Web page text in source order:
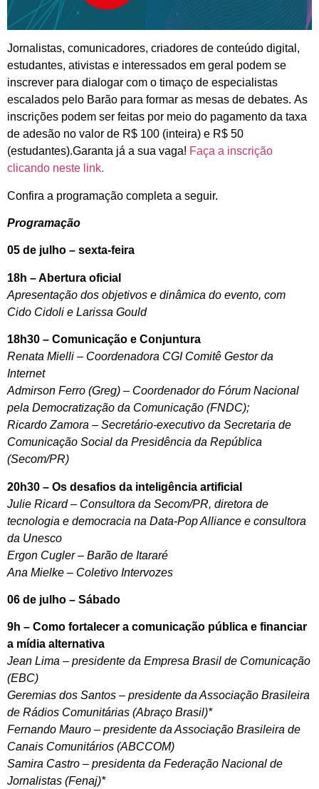
Jornalistas, comunicadores, criadores de conteúdo digital,
estudantes, ativistas e interessados em geral podem se
inscrever para dialogar com o timaço de especialistas
escalados pelo Barão para formar as mesas de debates. As
inscrições podem ser feitas por meio do pagamento da taxa
de adesão no valor de R$ 100 (inteira) e R$ 50
(estudantes).Garanta já a sua vaga! Faça a inscrição
clicando neste link.
Confira a programação completa a seguir.
Programação
05 de julho – sexta-feira
18h – Abertura oficial
Apresentação dos objetivos e dinâmica do evento, com
Cido Cidoli e Larissa Gould
18h30 – Comunicação e Conjuntura
Renata Mielli – Coordenadora CGI Comitê Gestor da
Internet
Admirson Ferro (Greg) – Coordenador do Fórum Nacional
pela Democratização da Comunicação (FNDC);
Ricardo Zamora – Secretário-executivo da Secretaria de
Comunicação Social da Presidência da República
(Secom/PR)
20h30 – Os desafios da inteligência artificial
Julie Ricard – Consultora da Secom/PR, diretora de
tecnologia e democracia na Data-Pop Alliance e consultora
da Unesco
Ergon Cugler – Barão de Itararé
Ana Mielke – Coletivo Intervozes
06 de julho – Sábado
9h – Como fortalecer a comunicação pública e financiar
a mídia alternativa
Jean Lima – presidente da Empresa Brasil de Comunicação
(EBC)
Geremias dos Santos – presidente da Associação Brasileira
de Rádios Comunitárias (Abraço Brasil)*
Fernando Mauro – presidente da Associação Brasileira de
Canais Comunitários (ABCCOM)
Samira Castro – presidenta da Federação Nacional de
Jornalistas (Fenaj)*